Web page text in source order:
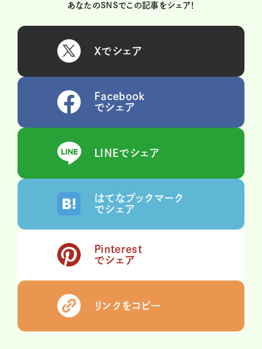
あなたのSNSでこの記事をシェア！
Xでシェア
Facebook
でシェア
LINEでシェア
はてなブックマーク
でシェア
Pinterest
でシェア
リンクをコピー